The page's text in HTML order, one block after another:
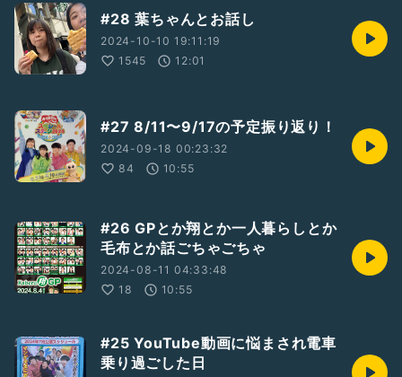
#28 葉ちゃんとお話し
2024-10-10 19:11:19
1545
12:01
#27 8/11〜9/17の予定振り返り！
2024-09-18 00:23:32
84
10:55
#26 GPとか翔とか一人暮らしとか
毛布とか話ごちゃごちゃ
2024-08-11 04:33:48
18
10:55
#25 YouTube動画に悩まされ電車
乗り過ごした日